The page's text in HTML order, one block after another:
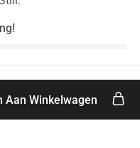
Aan Winkelwagen